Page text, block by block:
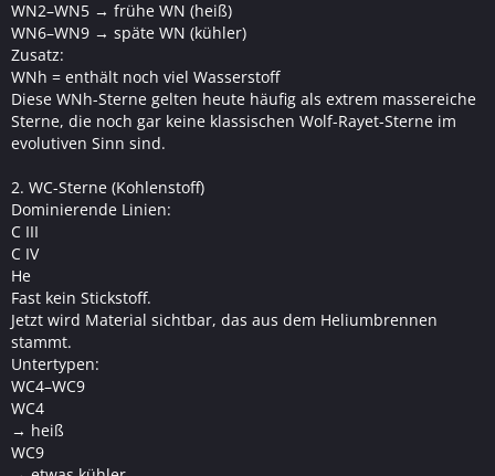
WN2–WN5 → frühe WN (heiß)
WN6–WN9 → späte WN (kühler)
Zusatz:
WNh = enthält noch viel Wasserstoff
Diese WNh-Sterne gelten heute häufig als extrem massereiche
Sterne, die noch gar keine klassischen Wolf-Rayet-Sterne im
evolutiven Sinn sind.
2. WC-Sterne (Kohlenstoff)
Dominierende Linien:
C III
C IV
He
Fast kein Stickstoff.
Jetzt wird Material sichtbar, das aus dem Heliumbrennen
stammt.
Untertypen:
WC4–WC9
WC4
→ heiß
WC9